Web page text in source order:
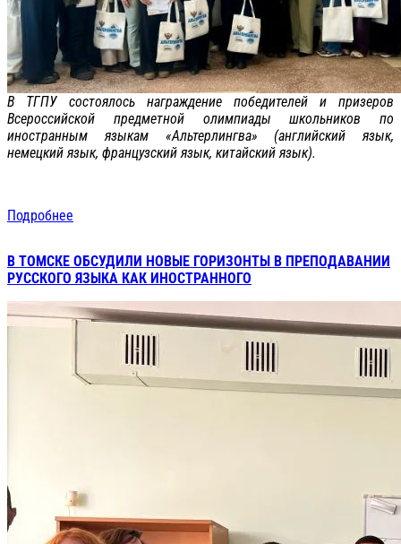
В ТГПУ состоялось награждение победителей и призеров
Всероссийской предметной олимпиады школьников по
иностранным языкам «Альтерлингва» (английский язык,
немецкий язык, французский язык, китайский язык).
Подробнее
В ТОМСКЕ ОБСУДИЛИ НОВЫЕ ГОРИЗОНТЫ В ПРЕПОДАВАНИИ
РУССКОГО ЯЗЫКА КАК ИНОСТРАННОГО